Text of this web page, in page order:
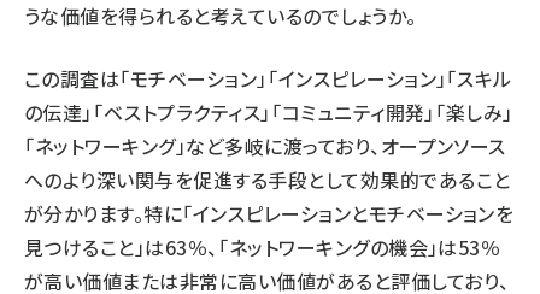
うな価値を得られると考えているのでしょうか。
この調査は「モチベーション」「⁠インスピレーション」「⁠スキル
の伝達」「⁠ベストプラクティス」「⁠コミュニティ開発」「⁠楽しみ」
「⁠ネットワーキング」など多岐に渡っており、オープンソース
へのより深い関与を促進する手段として効果的であること
が分かります。特に「インスピレーションとモチベーションを
見つけること」は63％、「⁠ネットワーキングの機会」は53％
が高い価値または非常に高い価値があると評価しており、